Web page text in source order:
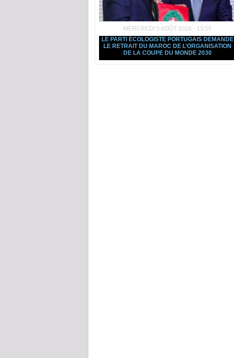
MERCREDI 5 AOÛT 2026 - 13:55
LE PARTI ÉCOLOGISTE PORTUGAIS DEMANDE
LE RETRAIT DU MAROC DE L’ORGANISATION
DE LA COUPE DU MONDE 2030